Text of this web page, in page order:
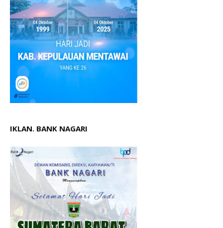
IKLAN. BANK NAGARI